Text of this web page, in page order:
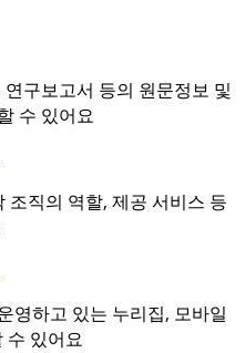
구보고서 등의 원문정보 및
수 있어요
조직의 역할, 제공 서비스 등
영하고 있는 누리집, 모바일
수 있어요